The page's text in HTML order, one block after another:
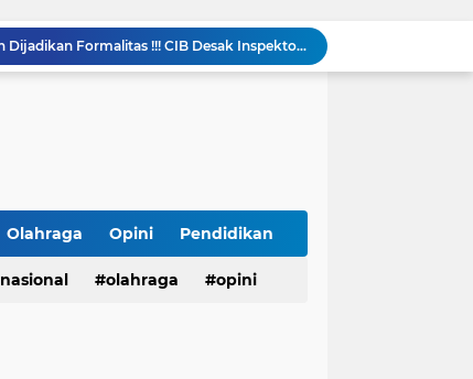
LHP Desa Megu Cilik Jangan Dijadikan Formalitas !!! CIB Desak Inspektorat Bongkar Seluruh Fakta dan Hentikan Dugaan Permainan Oknum
Ari Andreansyah Asal Sampang Lolos ke Top 37 Group 5 D'Academy 8, Raih 3 Standing Ovation
HUT Ke-5 PT. Detik Surya Indonesia Berlangsung Lancar dan Profesional, Perkuat Kompetensi Wartawan
Olahraga Opini Pendidikan
nasional olahraga opini